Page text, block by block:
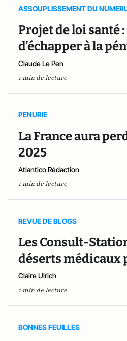
ASSOUPLISSEMENT DU
Projet de loi santé
d’échapper à la
Claude Le Pen
1 min de lecture
PENURIE
La France aura
2025
Atlantico Rédaction
1 min de lecture
REVUE DE BLOGS
Les Consult-
déserts médicaux
Claire Ulrich
1 min de lecture
BONNES FEUILLES